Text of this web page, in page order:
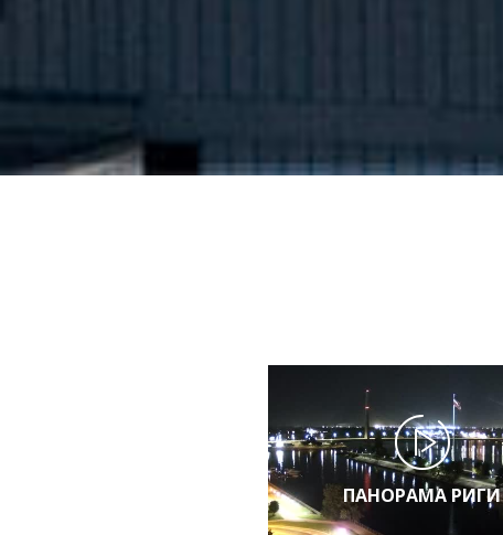
ПАНОРАМА РИГИ